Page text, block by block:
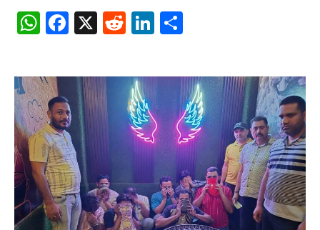
WhatsApp
Facebook
X RedditLinkedIn